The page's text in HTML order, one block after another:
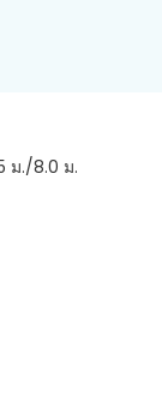
ม./8.0 ม.